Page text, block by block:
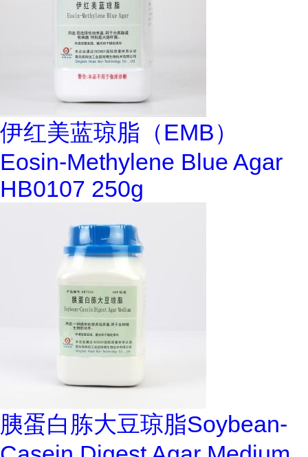
伊红美蓝琼脂（EMB）
Eosin-Methylene Blue Agar
HB0107 250g
胰蛋白胨大豆琼脂Soybean-